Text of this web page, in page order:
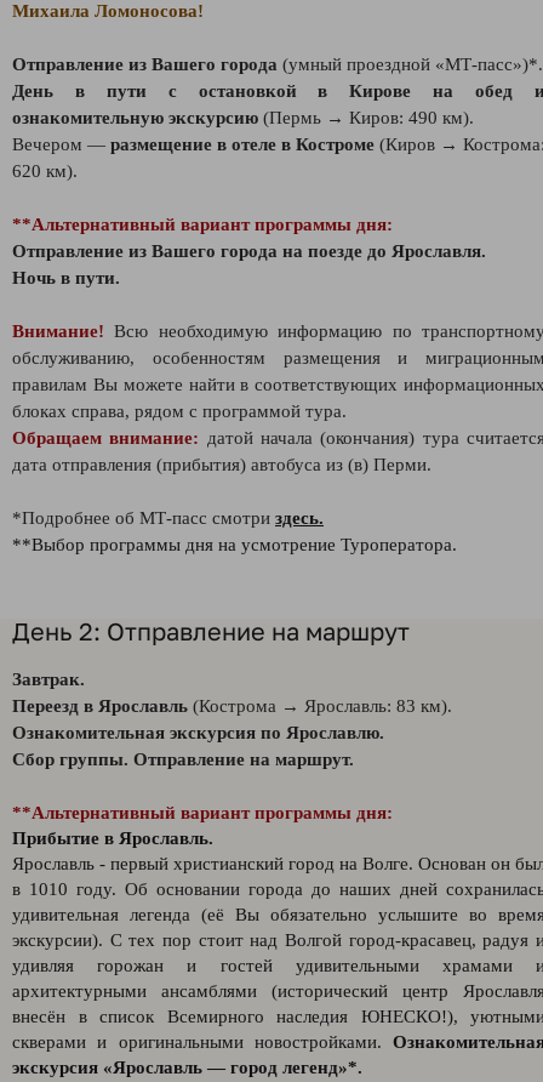
Михаила Ломоносова!
Отправление из Вашего города (умный проездной «МТ-пасс»)*.
День в пути с остановкой в Кирове на обед
ознакомительную экскурсию (Пермь → Киров: 490 км).
Вечером — размещение в отеле в Костроме (Киров →
620 км).
**Альтернативный вариант программы дня:
Отправление из Вашего города на поезде до Ярославля.
Ночь в пути.
Внимание!Всю необходимую информацию по
обслуживанию, особенностям размещения и
правилам Вы можете найти в соответствующих
блоках справа, рядом с программой тура.
Обращаем внимание: датой начала (окончания) тура
дата отправления (прибытия) автобуса из (в) Перми.
*Подробнее об МТ-пасс смотри здесь.
**Выбор программы дня на усмотрение Туроператора.
День 2: Отправление на маршрут
Завтрак.
Переезд в Ярославль (Кострома → Ярославль: 83 км).
Ознакомительная экскурсия по Ярославлю.
Сбор группы. Отправление на маршрут.
**Альтернативный вариант программы дня:
Прибытие в Ярославль.
Ярославль - первый христианский город на Волге. Основан он
в 1010 году. Об основании города до наших дней
удивительная легенда (её Вы обязательно услышите во
экскурсии). С тех пор стоит над Волгой город-красавец, радуя
удивляя горожан и гостей удивительными храмами
архитектурными ансамблями (исторический центр
внесён в список Всемирного наследия ЮНЕСКО!),
скверами и оригинальными новостройками.
экскурсия «Ярославль — город легенд»*.